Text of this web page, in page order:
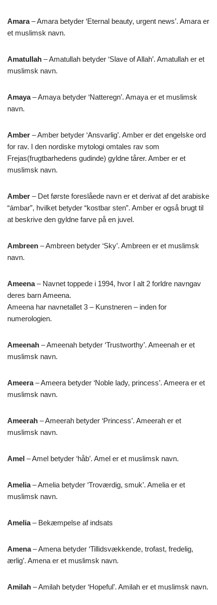
Amara– Amara betyder ‘Eternal beauty, urgent news’. Amara er
et muslimsk navn.
Amatullah – Amatullah betyder ‘Slave of Allah’. Amatullah er et
muslimsk navn.
Amaya– Amaya betyder ‘Natteregn’. Amaya er et muslimsk
navn.
Amber – Amber betyder ‘Ansvarlig’. Amber er det engelske ord
for rav. I den nordiske mytologi omtales rav som
Frejas(frugtbarhedens gudinde) gyldne tårer. Amber er et
muslimsk navn.
Amber – Det første foreslåede navn er et derivat af det arabiske
“ámbar”, hvilket betyder “kostbar sten”. Amber er også brugt til
at beskrive den gyldne farve på en juvel.
Ambreen – Ambreen betyder ‘Sky’. Ambreen er et muslimsk
navn.
Ameena– Navnet toppede i 1994, hvor I alt 2 forldre navngav
deres barn Ameena.
Ameena har navnetallet 3 – Kunstneren – inden for
numerologien.
Ameenah – Ameenah betyder ‘Trustworthy’. Ameenah er et
muslimsk navn.
Ameera– Ameera betyder ‘Noble lady, princess’. Ameera er et
muslimsk navn.
Ameerah – Ameerah betyder ‘Princess’. Ameerah er et
muslimsk navn.
Amel – Amel betyder ‘håb’. Amel er et muslimsk navn.
Amelia– Amelia betyder ‘Troværdig, smuk’. Amelia er et
muslimsk navn.
Amelia– Bekæmpelse af indsats
Amena– Amena betyder ‘Tillidsvækkende, trofast, fredelig,
ærlig’. Amena er et muslimsk navn.
Amilah – Amilah betyder ‘Hopeful’. Amilah er et muslimsk navn.